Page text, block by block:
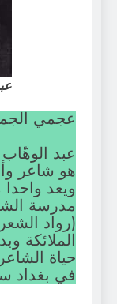
عجمي
عبد
ويعد
مدرسة
(رواد
الملائكة
حياة
في بغداد سنة